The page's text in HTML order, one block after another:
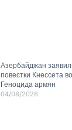
Азербайджан
повестки Кнессета
Геноцида армян
04/08/2026